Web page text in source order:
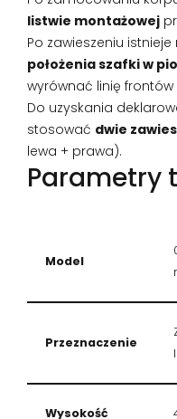
listwie montażowej
Po zawieszeniu
położenia szafki w
wyrównać linię
Do uzyskania
stosować dwie
lewa + prawa).
Parametry
Model
Przeznaczenie
Wysokość